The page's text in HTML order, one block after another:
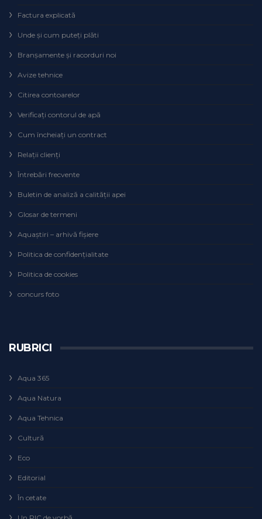
Factura explicată
Unde și cum puteţi plăti
Branșamente și racorduri noi
Avize tehnice
Citirea contoarelor
Verificaţi contorul de apă
Cum încheiaţi un contract
Relaţii clienţi
Întrebări frecvente
Buletin de analiză a calităţii apei
Glosar de termeni
Aquaștiri – arhivă fișiere
Politica de confidențialitate
Politica de cookies
concurs foto
RUBRICI
Aqua 365
Aqua Natura
Aqua Tehnica
Cultură
Eco
Editorial
În cetate